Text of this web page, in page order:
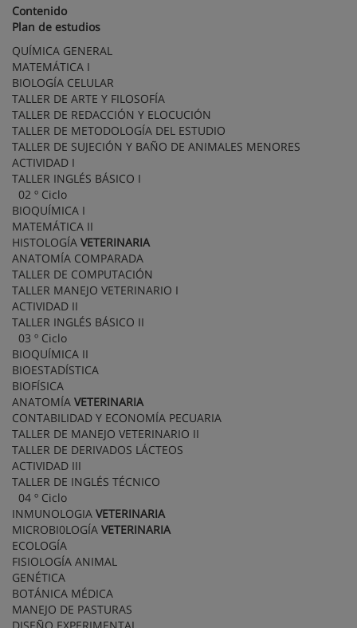
Contenido
Plan de estudios
QUÍMICA GENERAL
MATEMÁTICA I
BIOLOGÍA CELULAR
TALLER DE ARTE Y FILOSOFÍA
TALLER DE REDACCIÓN Y ELOCUCIÓN
TALLER DE METODOLOGÍA DEL ESTUDIO
TALLER DE SUJECIÓN Y BAÑO DE ANIMALES MENORES
ACTIVIDAD I
TALLER INGLÉS BÁSICO I
02 º Ciclo
BIOQUÍMICA I
MATEMÁTICA II
HISTOLOGÍA VETERINARIA
ANATOMÍA COMPARADA
TALLER DE COMPUTACIÓN
TALLER MANEJO VETERINARIO I
ACTIVIDAD II
TALLER INGLÉS BÁSICO II
03 º Ciclo
BIOQUÍMICA II
BIOESTADÍSTICA
BIOFÍSICA
ANATOMÍA VETERINARIA
CONTABILIDAD Y ECONOMÍA PECUARIA
TALLER DE MANEJO VETERINARIO II
TALLER DE DERIVADOS LÁCTEOS
ACTIVIDAD III
TALLER DE INGLÉS TÉCNICO
04 º Ciclo
INMUNOLOGIA VETERINARIA
MICROBI0LOGÍA VETERINARIA
ECOLOGÍA
FISIOLOGÍA ANIMAL
GENÉTICA
BOTÁNICA MÉDICA
MANEJO DE PASTURAS